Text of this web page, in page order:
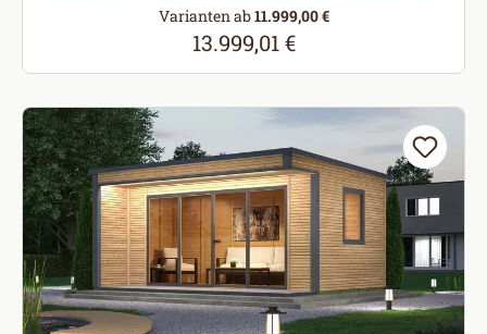
Varianten ab11.999,00 €
Regulärer Preis:
13.999,01 €